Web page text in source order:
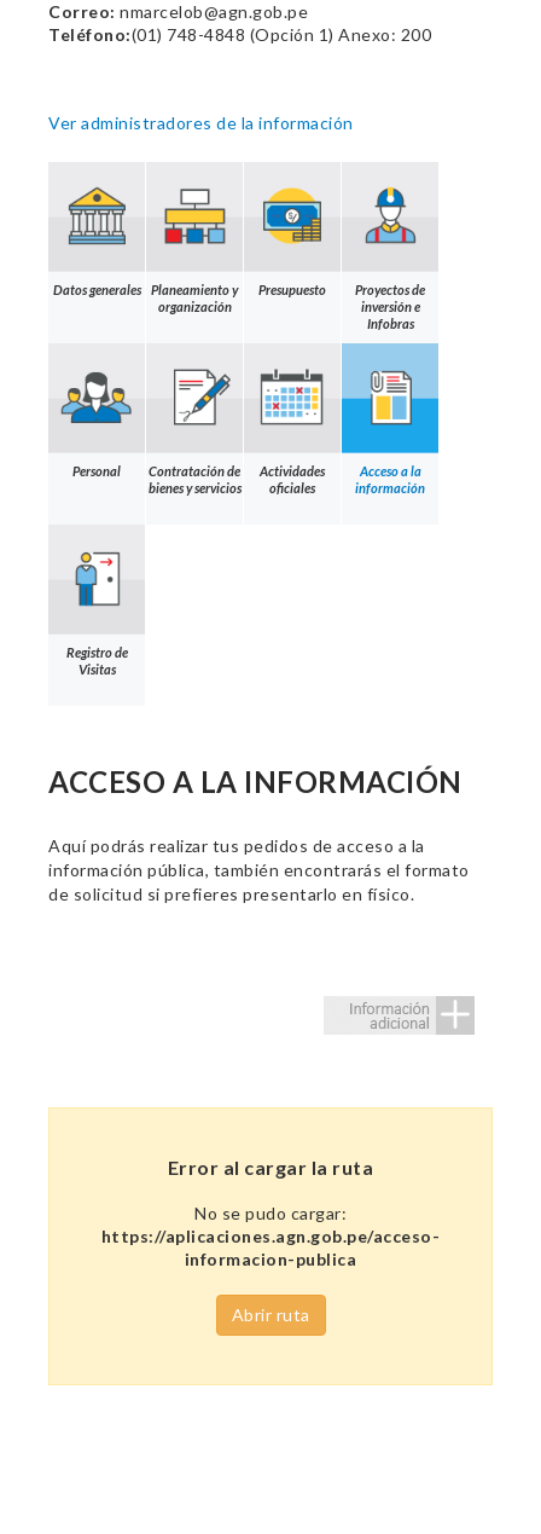
Correo: nmarcelob@agn.gob.pe
Teléfono:(01) 748-4848 (Opción 1) Anexo: 200
Ver administradores de la información
Datos generales
Planeamiento y
organización
Presupuesto
Proyectos de
inversión e
Infobras
Personal
Contratación de
bienes y servicios
Actividades
oficiales
Acceso a la
información
Registro de
Visitas
ACCESO A LA INFORMACIÓN
Aquí podrás realizar tus pedidos de acceso a la
información pública, también encontrarás el formato
de solicitud si prefieres presentarlo en físico.
Error al cargar la ruta
No se pudo cargar:
https://aplicaciones.agn.gob.pe/acceso-
informacion-publica
Abrir ruta